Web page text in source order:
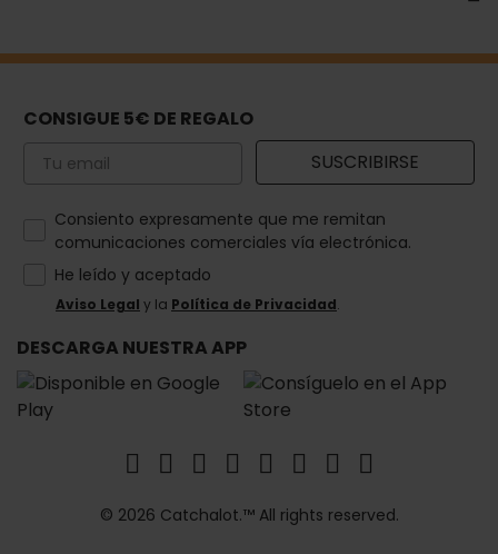
CONSIGUE 5€ DE REGALO
Email SUSCRIBIRSE
How would you like to hear from us?
Consiento expresamente que me remitan
comunicaciones comerciales vía electrónica.
He leído y aceptado
Aviso Legal y la Política de Privacidad.
DESCARGA NUESTRA APP
© 2026 Catchalot.™ All rights reserved.